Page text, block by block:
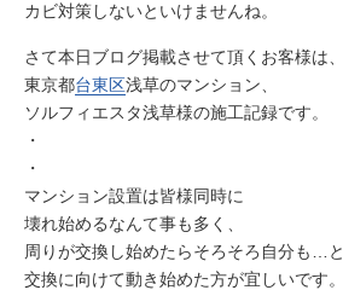
カビ対策しないといけませんね。
さて本日ブログ掲載させて頂くお客様は、
東京都台東区浅草のマンション、
ソルフィエスタ浅草様の施工記録です。
・
・
マンション設置は皆様同時に
壊れ始めるなんて事も多く、
周りが交換し始めたらそろそろ自分も…と
交換に向けて動き始めた方が宜しいです。